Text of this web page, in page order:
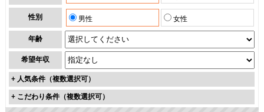
性別 男性 女性
年齢
希望年収
+ 人気条件（複数選択可）
+ こだわり条件（複数選択可）